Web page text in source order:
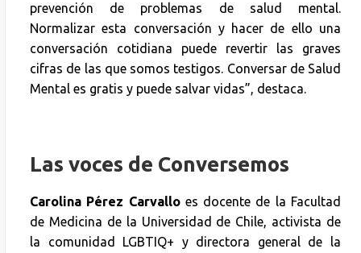
prevención de problemas de salud mental.
Normalizar esta conversación y hacer de ello una
conversación cotidiana puede revertir las graves
cifras de las que somos testigos. Conversar de Salud
Mental es gratis y puede salvar vidas”, destaca.
Las voces de Conversemos
Carolina Pérez Carvalloes docente de la Facultad
de Medicina de la Universidad de Chile, activista de
la comunidad LGBTIQ+ y directora general de la